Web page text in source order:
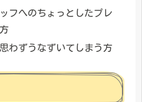
フへのちょっとしたプレ
わずうなずいてしまう方